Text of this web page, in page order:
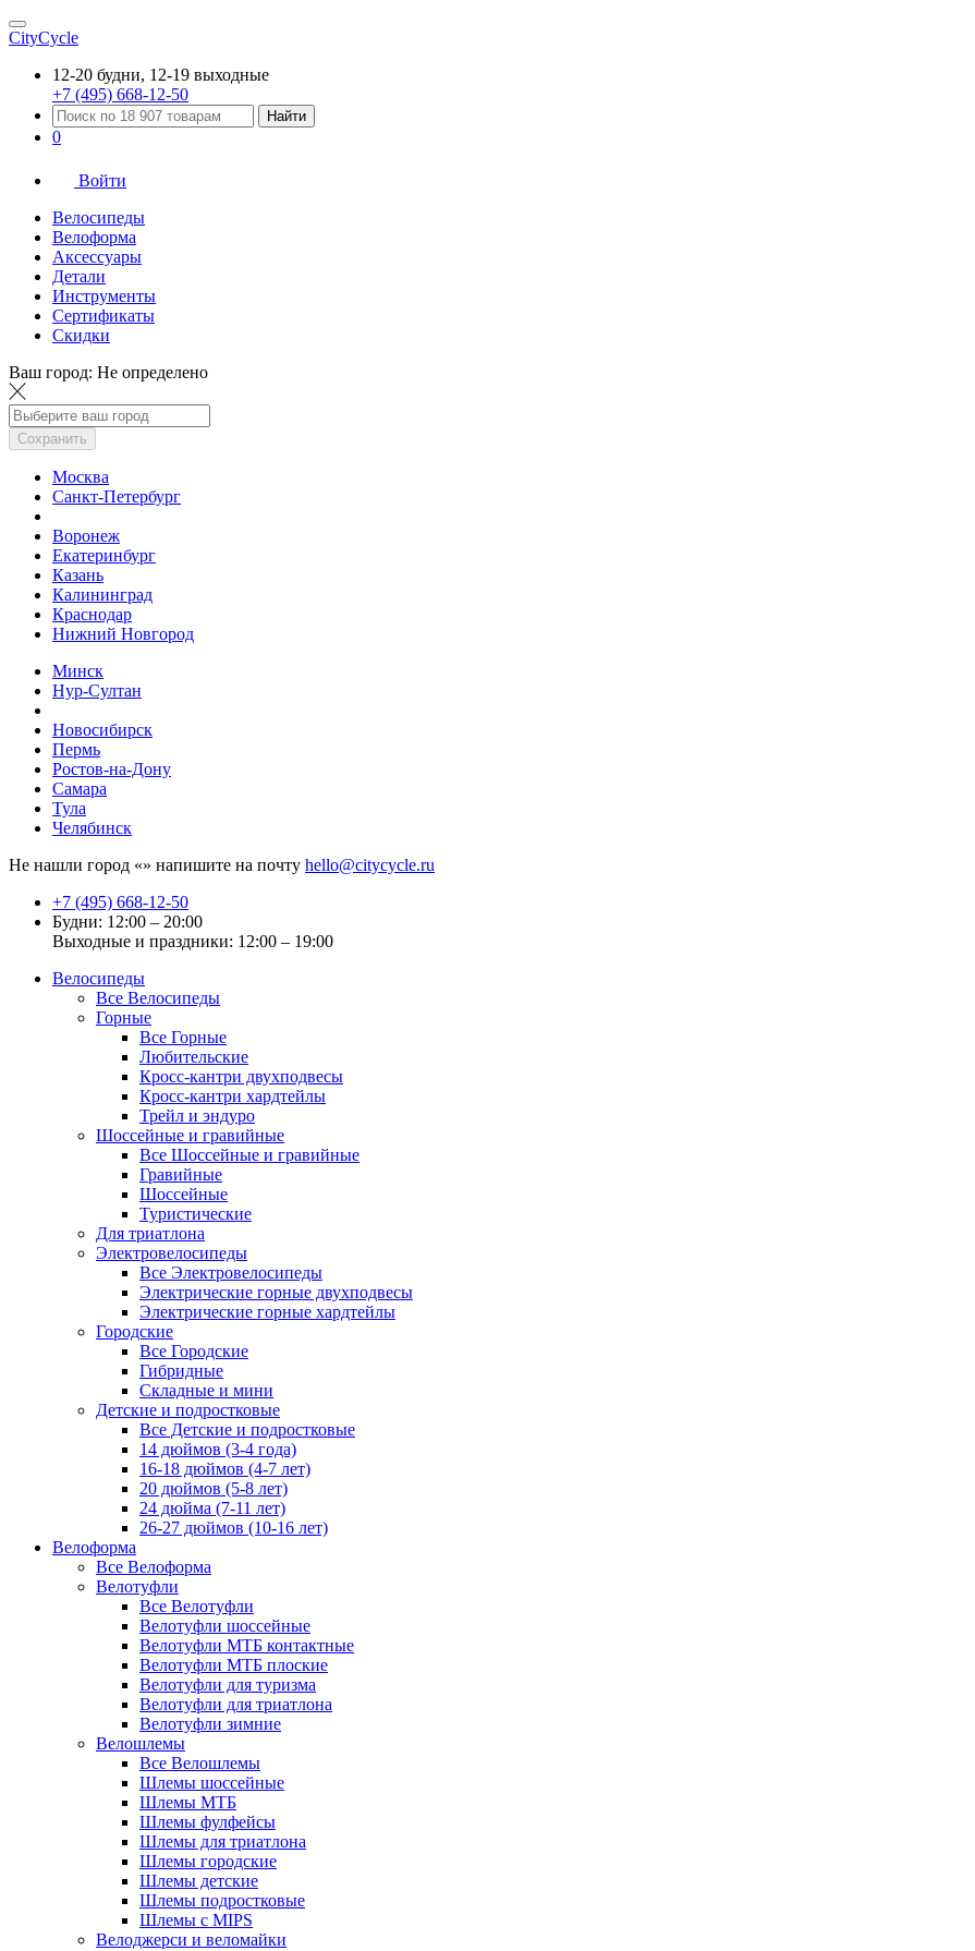
CityCycle
12-20 будни, 12-19 выходные
+7 (495) 668-12-50
Найти
0
Войти
Велосипеды
Велоформа
Аксессуары
Детали
Инструменты
Сертификаты
Скидки
Ваш город: Не определено
Сохранить
Москва
Санкт-Петербург
Воронеж
Екатеринбург
Казань
Калининград
Краснодар
Нижний Новгород
Минск
Нур-Султан
Новосибирск
Пермь
Ростов-на-Дону
Самара
Тула
Челябинск
Не нашли город «» напишите на почту hello@citycycle.ru
+7 (495) 668-12-50
Будни: 12:00 – 20:00
Выходные и праздники: 12:00 – 19:00
Велосипеды
Все Велосипеды
Горные
Все Горные
Любительские
Кросс-кантри двухподвесы
Кросс-кантри хардтейлы
Трейл и эндуро
Шоссейные и гравийные
Все Шоссейные и гравийные
Гравийные
Шоссейные
Туристические
Для триатлона
Электровелосипеды
Все Электровелосипеды
Электрические горные двухподвесы
Электрические горные хардтейлы
Городские
Все Городские
Гибридные
Складные и мини
Детские и подростковые
Все Детские и подростковые
14 дюймов (3-4 года)
16-18 дюймов (4-7 лет)
20 дюймов (5-8 лет)
24 дюйма (7-11 лет)
26-27 дюймов (10-16 лет)
Велоформа
Все Велоформа
Велотуфли
Все Велотуфли
Велотуфли шоссейные
Велотуфли МТБ контактные
Велотуфли МТБ плоские
Велотуфли для туризма
Велотуфли для триатлона
Велотуфли зимние
Велошлемы
Все Велошлемы
Шлемы шоссейные
Шлемы МТБ
Шлемы фулфейсы
Шлемы для триатлона
Шлемы городские
Шлемы детские
Шлемы подростковые
Шлемы с MIPS
Велоджерси и веломайки